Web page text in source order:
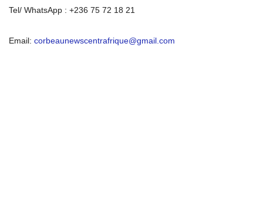
Tel/ WhatsApp : +236 75 72 18 21
Email: corbeaunewscentrafrique@gmail.com